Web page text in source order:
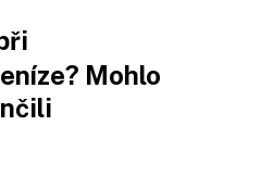
Mohlo